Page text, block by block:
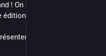
! On pourra discuter de la
en avant-première
son ultime année